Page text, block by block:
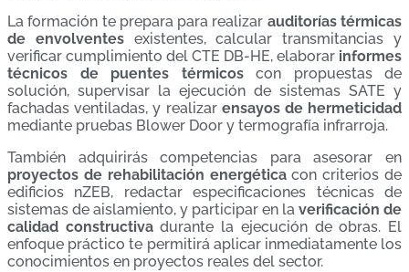
La formación te prepara para realizar auditorías térmicas
de envolventesexistentes, calcular transmitancias y
verificar cumplimiento del CTE DB-HE, elaborar informes
técnicos de puentes térmicoscon propuestas de
solución, supervisar la ejecución de sistemas SATE y
fachadas ventiladas, y realizar ensayos de hermeticidad
mediante pruebas Blower Door y termografía infrarroja.
También adquirirás competencias para asesorar en
proyectos de rehabilitación energéticacon criterios de
edificios nZEB, redactar especificaciones técnicas de
sistemas de aislamiento, y participar en la verificación de
calidad constructivadurante la ejecución de obras. El
enfoque práctico te permitirá aplicar inmediatamente los
conocimientos en proyectos reales del sector.